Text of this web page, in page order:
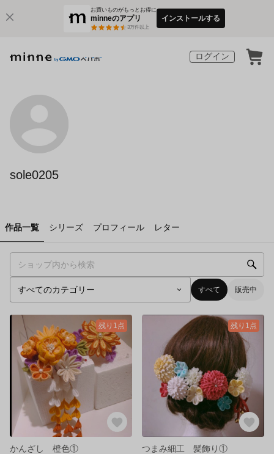
お買いものがもっとお得に
minneのアプリ
3万件以上
インストールする
ログイン
sole0205
作品一覧 シリーズ プロフィール レター
すべて 販売中
残り1点
かんざし 橙色①
残り1点
つまみ細工 髪飾り①